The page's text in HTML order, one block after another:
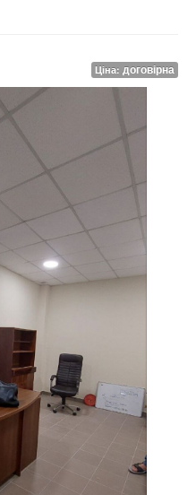
Ціна: договірна